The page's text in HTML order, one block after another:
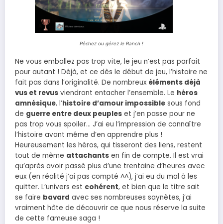
Pêchez ou gérez le Ranch !
Ne vous emballez pas trop vite, le jeu n’est pas parfait
pour autant ! Déjà, et ce dès le début de jeu, l’histoire ne
fait pas dans l’originalité. De nombreux éléments déjà
vus et revus viendront entacher l’ensemble. Le héros
amnésique, l’histoire d’amour impossible sous fond
de guerre entre deux peuples et j’en passe pour ne
pas trop vous spoiler… J’ai eu l’impression de connaître
l’histoire avant même d’en apprendre plus !
Heureusement les héros, qui tisseront des liens, restent
tout de même attachants en fin de compte. Il est vrai
qu’après avoir passé plus d’une trentaine d’heures avec
eux (en réalité j’ai pas compté ^^), j’ai eu du mal à les
quitter. L’univers est cohérent, et bien que le titre sait
se faire bavard avec ses nombreuses saynètes, j’ai
vraiment hâte de découvrir ce que nous réserve la suite
de cette fameuse saga !